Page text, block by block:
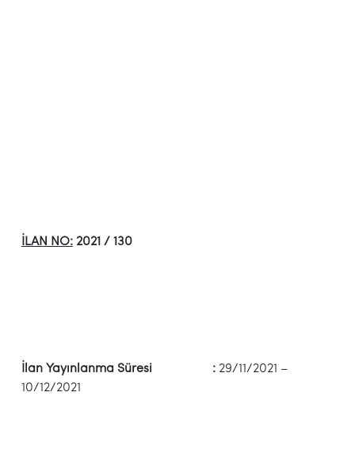
İLAN NO: 2021 / 130
İlan Yayınlanma Süresi : 29/11/2021 –
10/12/2021